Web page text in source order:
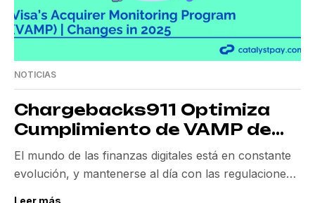
NOTICIAS
Chargebacks911 Optimiza
Cumplimiento de VAMP de
Visa con Nuevas
Capacidades
El mundo de las finanzas digitales está en constante
evolución, y mantenerse al día con las regulaciones
Leer más